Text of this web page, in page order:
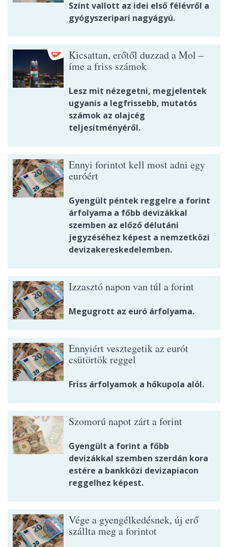
Színt vallott az idei első félévről a
gyógyszeripari nagyágyú.
Kicsattan, erőtől duzzad a Mol –
íme a friss számok
Lesz mit nézegetni, megjelentek
ugyanis a legfrissebb, mutatós
számok az olajcég
teljesítményéről.
Ennyi forintot kell most adni egy
euróért
Gyengült péntek reggelre a forint
árfolyama a főbb devizákkal
szemben az előző délutáni
jegyzéséhez képest a nemzetközi
devizakereskedelemben.
Izzasztó napon van túl a forint
Megugrott az euró árfolyama.
Ennyiért vesztegetik az eurót
csütörtök reggel
Friss árfolyamok a hőkupola alól.
Szomorú napot zárt a forint
Gyengült a forint a főbb
devizákkal szemben szerdán kora
estére a bankközi devizapiacon
reggelhez képest.
Vége a gyengélkedésnek, új erő
szállta meg a forintot